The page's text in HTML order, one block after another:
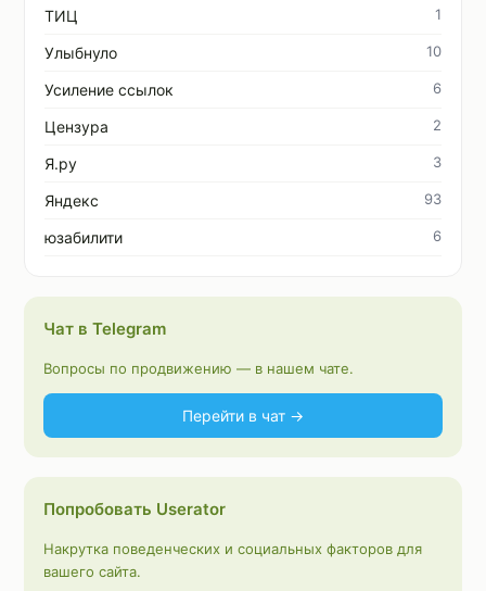
ТИЦ 1
Улыбнуло 10
Усиление ссылок 6
Цензура 2
Я.ру 3
Яндекс 93
юзабилити 6
Чат в Telegram
Вопросы по продвижению — в нашем чате.
Перейти в чат →
Попробовать Userator
Накрутка поведенческих и социальных факторов для
вашего сайта.